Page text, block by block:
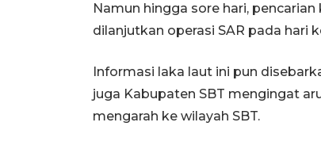
Namun hingga sore hari,
dilanjutkan operasi SAR pada hari
Informasi laka laut ini pun
juga Kabupaten SBT mengingat
mengarah ke wilayah SBT.